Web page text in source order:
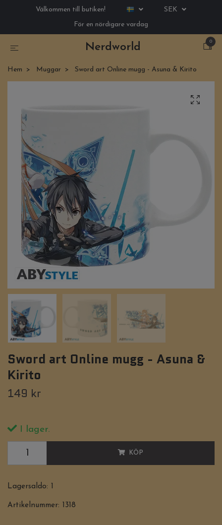
Välkommen till butiken!
SEK
För en nördigare vardag
Nerdworld
0
Hem Muggar Sword art Online mugg - Asuna & Kirito
Sword art Online mugg - Asuna &
Kirito
149 kr
I lager.
KÖP
Lagersaldo:
Artikelnummer: 1318